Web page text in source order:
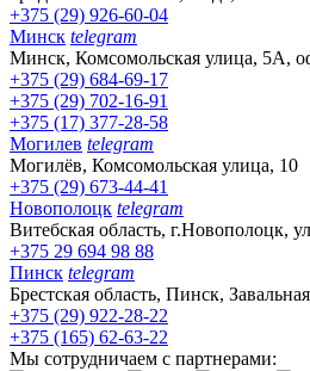
+375 (29) 926-60-04
Минск telegram
Минск, Комсомольская улица, 5А,
+375 (29) 684-69-17
+375 (29) 702-16-91
+375 (17) 377-28-58
Могилев telegram
Могилёв, Комсомольская улица, 10
+375 (29) 673-44-41
Новополоцк telegram
Витебская область, г.Новополоцк,
+375 29 694 98 88
Пинск telegram
Брестская область, Пинск,
+375 (29) 922-28-22
+375 (165) 62-63-22
Мы сотрудничаем с партнерами: